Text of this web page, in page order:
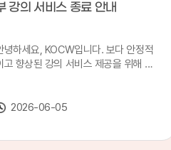
강의 서비스 종료 안내
녕하세요, KOCW입니다. 보다 안정적
고 향상된 강의 서비스 제공을 위해 강
가 종료될 예정이오니, 이용에 참고하
2026-06-05